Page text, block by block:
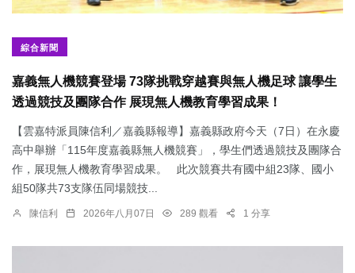
綜合新聞
嘉義無人機競賽登場 73隊挑戰穿越賽與無人機足球 讓學生
透過競技及團隊合作 展現無人機教育學習成果！
【雲嘉特派員陳信利／嘉義縣報導】嘉義縣政府今天（7日）在永慶
高中舉辦「115年度嘉義縣無人機競賽」，學生們透過競技及團隊合
作，展現無人機教育學習成果。 此次競賽共有國中組23隊、國小
組50隊共73支隊伍同場競技...
陳信利 2026年八月07日 289 觀看 1 分享